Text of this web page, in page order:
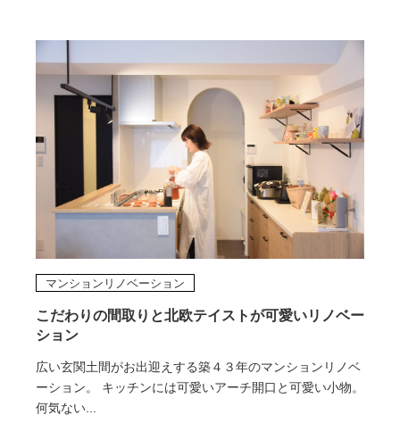
こだわりの間取りと北欧テイストが可愛いリノベー
ション
広い玄関土間がお出迎えする築４３年のマンションリノベ
ーション。 キッチンには可愛いアーチ開口と可愛い小物。
何気ない...
マンションリノベーション